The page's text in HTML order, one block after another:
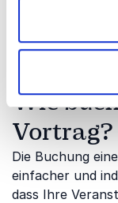
Networking
Wie
Vortrag?
Die Buchung
einfacher und
dass Ihre